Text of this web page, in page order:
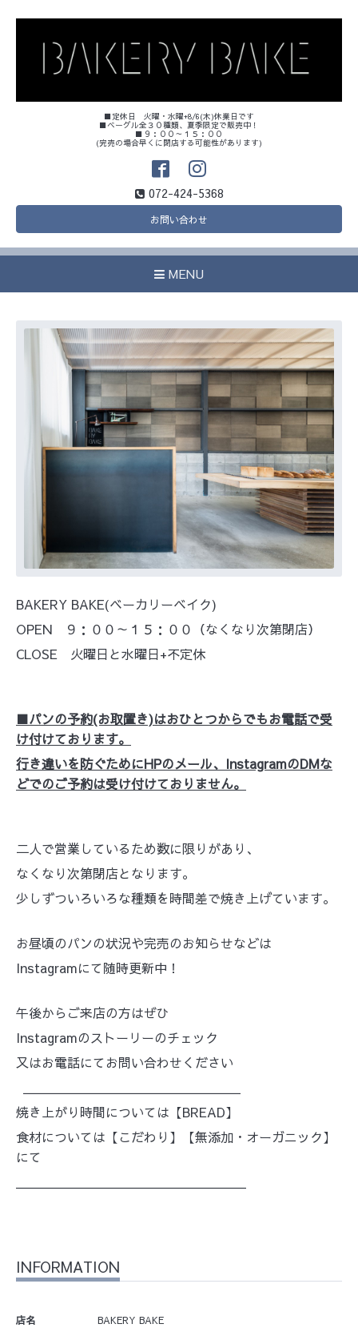
■定休日 火曜・水曜+8/6(木)休業日です
■ベーグル全３０種類、夏季限定で販売中！
■９：００～１５：００
(完売の場合早くに閉店する可能性があります)
072-424-5368
お問い合わせ
MENU
BAKERY BAKE(ベーカリーベイク)
OPEN ９：００～１５：００（なくなり次第閉店）
CLOSE 火曜日と水曜日+不定休
■パンの予約(お取置き)はおひとつからでもお電話で受
け付けております。
行き違いを防ぐためにHPのメール、InstagramのDMな
どでのご予約は受け付けておりません。
二人で営業しているため数に限りがあり、
なくなり次第閉店となります。
少しずついろいろな種類を時間差で焼き上げています。
お昼頃のパンの状況や完売のお知らせなどは
Instagramにて随時更新中！
午後からご来店の方はぜひ
Instagramのストーリーのチェック
又はお電話にてお問い合わせください
焼き上がり時間については【BREAD】
食材については【こだわり】【無添加・オーガニック】
にて
INFORMATION
店名 BAKERY BAKE